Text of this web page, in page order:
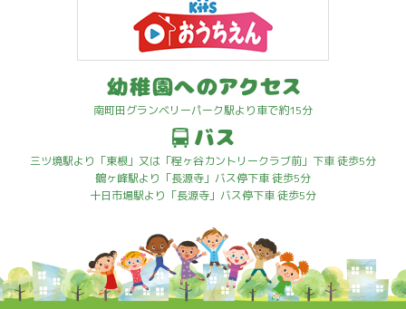
南町田グランベリーパーク駅より車で約15分
三ツ境駅より「東根」又は「程ヶ谷カントリークラブ前」下車 徒歩5分
鶴ヶ峰駅より「長源寺」バス停下車 徒歩5分
十日市場駅より「長源寺」バス停下車 徒歩5分